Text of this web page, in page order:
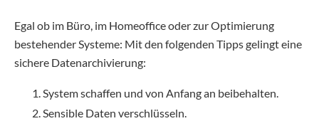
Egal ob im Büro, im Homeoffice oder zur Optimierung
bestehender Systeme: Mit den folgenden Tipps gelingt eine
sichere Datenarchivierung:
System schaffen und von Anfang an beibehalten.
Sensible Daten verschlüsseln.